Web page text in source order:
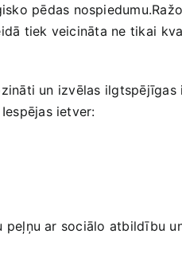
pēdas
‍tiek veicināta ne tikai⁤
un izvēlas
ietver:
ar sociālo ​atbildību